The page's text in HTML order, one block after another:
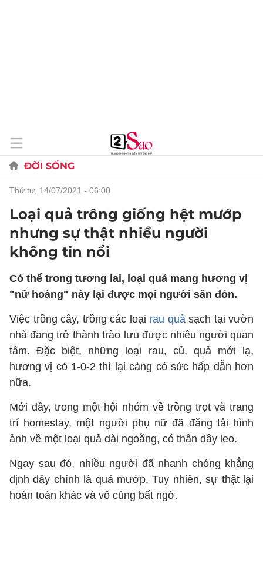
ĐỜI SỐNG
thứ tư, 14/07/2021 - 06:00
Loại quả trông giống hệt mướp
nhưng sự thật nhiều người
không tin nổi
Có thể trong tương lai, loại quả mang hương vị
"nữ hoàng" này lại được mọi người săn đón.
Việc trồng cây, trồng các loại rau quảsạch tại vườn
nhà đang trở thành trào lưu được nhiều người quan
tâm. Đặc biệt, những loại rau, củ, quả mới lạ,
hương vị có 1-0-2 thì lại càng có sức hấp dẫn hơn
nữa.
Mới đây, trong một hội nhóm về trồng trọt và trang
trí homestay, một người phụ nữ đã đăng tải hình
ảnh về một loại quả dài ngoằng, có thân dây leo.
Ngay sau đó, nhiều người đã nhanh chóng khẳng
định đây chính là quả mướp. Tuy nhiên, sự thật lại
hoàn toàn khác và vô cùng bất ngờ.